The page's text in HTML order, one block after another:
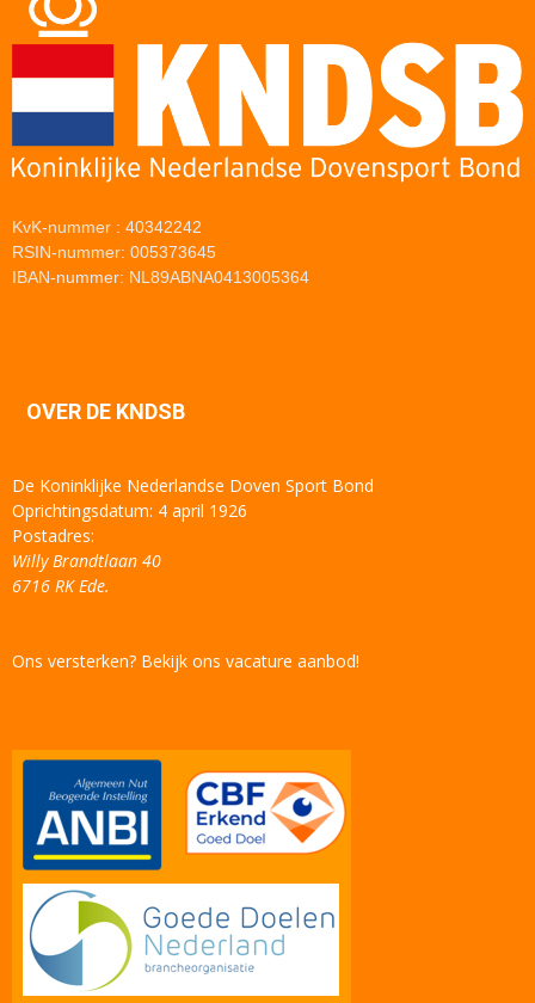
KvK-nummer : 40342242
RSIN-nummer: 005373645
IBAN-nummer: NL89ABNA0413005364
OVER DE KNDSB
De Koninklijke Nederlandse Doven Sport Bond
Oprichtingsdatum: 4 april 1926
Postadres:
Willy Brandtlaan 40
6716 RK Ede.
Ons versterken? Bekijk ons vacature aanbod!